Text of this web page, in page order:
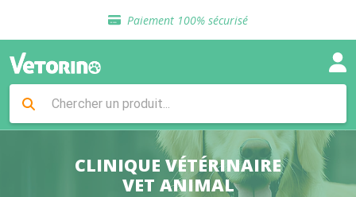
Paiement 100% sécurisé
Livraison gratuite en clinique vétérinaire
Sélection de croquettes vétérinaire
Livraison gratuite en clinique vétérinaire
Retour gratuit en clinique
Sélection de croquettes vétérinaire
CLINIQUE VÉTÉRINAIRE
VET ANIMAL